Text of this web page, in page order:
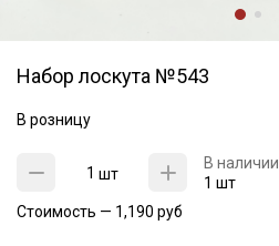
Набор лоскута №543
В розницу
шт
В наличии
1 шт
Стоимость — 1,190 руб